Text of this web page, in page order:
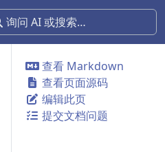
查看 Markdown
查看页面源码
编辑此页
提交文档问题